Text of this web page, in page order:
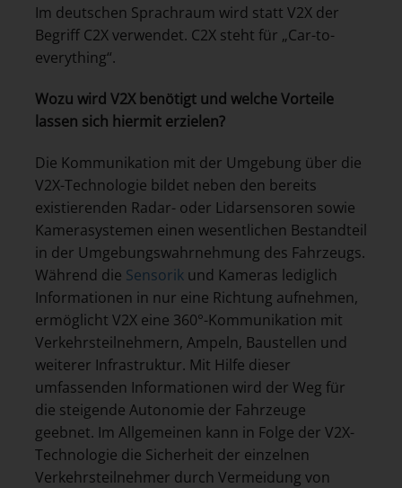
Im deutschen Sprachraum wird statt V2X der
Begriff C2X verwendet. C2X steht für „Car-to-
everything“.
Wozu wird V2X benötigt und welche Vorteile
lassen sich hiermit erzielen?
Die Kommunikation mit der Umgebung über die
V2X-Technologie bildet neben den bereits
existierenden Radar- oder Lidarsensoren sowie
Kamerasystemen einen wesentlichen Bestandteil
in der Umgebungswahrnehmung des Fahrzeugs.
Während die Sensorik und Kameras lediglich
Informationen in nur eine Richtung aufnehmen,
ermöglicht V2X eine 360°-Kommunikation mit
Verkehrsteilnehmern, Ampeln, Baustellen und
weiterer Infrastruktur. Mit Hilfe dieser
umfassenden Informationen wird der Weg für
die steigende Autonomie der Fahrzeuge
geebnet. Im Allgemeinen kann in Folge der V2X-
Technologie die Sicherheit der einzelnen
Verkehrsteilnehmer durch Vermeidung von